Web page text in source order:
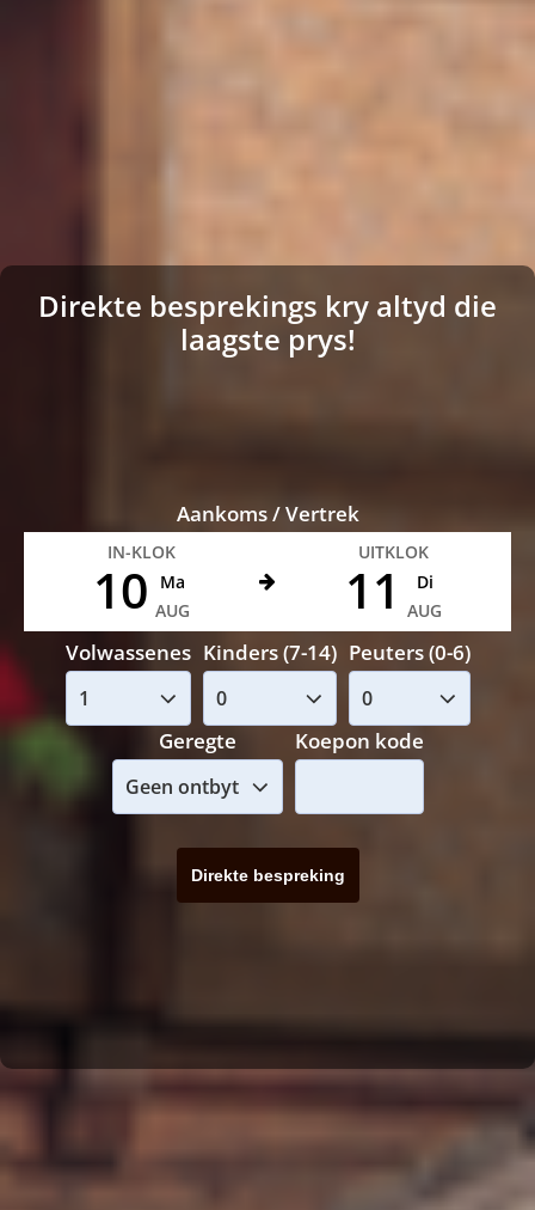
Direkte besprekings kry altyd die
laagste prys!
Aankoms / Vertrek
IN-KLOK
10
Ma
AUG
UITKLOK
11
Di
AUG
Volwassenes Kinders (7-14) Peuters (0-6)
Geregte Koepon kode